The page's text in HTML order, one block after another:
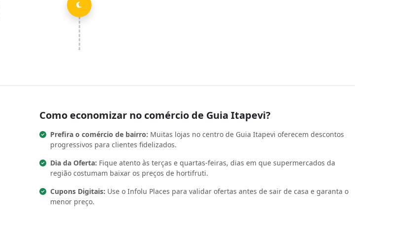
Como economizar no comércio de Guia Itapevi?
Prefira o comércio de bairro: Muitas lojas no centro de Guia Itapevi oferecem descontos
progressivos para clientes fidelizados.
Dia da Oferta: Fique atento às terças e quartas-feiras, dias em que supermercados da
região costumam baixar os preços de hortifruti.
Cupons Digitais: Use o Infolu Places para validar ofertas antes de sair de casa e garanta o
menor preço.